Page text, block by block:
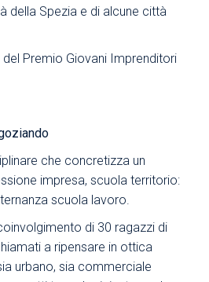
della Spezia e di alcune città
Premio Giovani Imprenditori
che concretizza un
impresa, scuola territorio:
scuola lavoro.
di 30 ragazzi di
a ripensare in ottica
urbano, sia commerciale